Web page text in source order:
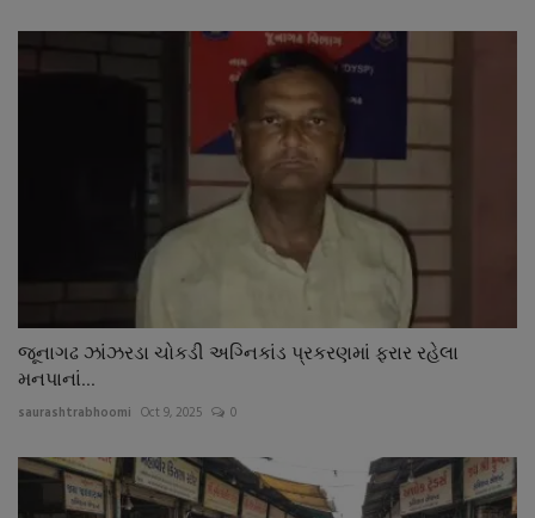
જૂનાગઢ ઝાંઝરડા ચોકડી અગ્નિકાંડ પ્રકરણમાં ફરાર રહેલા
મનપાનાં...
saurashtrabhoomi Oct 9, 2025 0